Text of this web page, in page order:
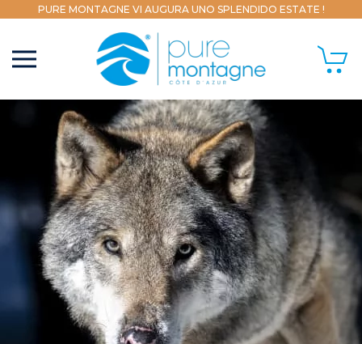
PURE MONTAGNE VI AUGURA UNO SPLENDIDO ESTATE !